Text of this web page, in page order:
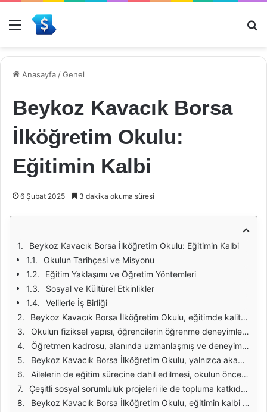
Menü
Anasayfa /Genel
Beykoz Kavacık Borsa
İlköğretim Okulu:
Eğitimin Kalbi
6 Şubat 2025 3 dakika okuma süresi
Beykoz Kavacık Borsa İlköğretim Okulu: Eğitimin Kalbi
Okulun Tarihçesi ve Misyonu
Eğitim Yaklaşımı ve Öğretim Yöntemleri
Sosyal ve Kültürel Etkinlikler
Velilerle İş Birliği
Beykoz Kavacık Borsa İlköğretim Okulu, eğitimde kalitenin ve başarıların simgesi olarak öne çıkmaktadır. Okul, öğrencilere sunduğu modern eğitim yöntemleri ve donanımlı öğretmen kadrosu ile dikkat çekmektedir. Hem akademik hem de sosyal gelişimlerine katkıda bulunmak amacıyla çeşitli etkinlikler düzenlenmektedir. Bu etkinlikler, öğrencilerin yeteneklerini keşfetmelerine ve geliştirmelerine olanak tanımaktadır.
Okulun fiziksel yapısı, öğrencilerin öğrenme deneyimlerini artıracak şekilde tasarlanmıştır. Ferah sınıflar, kütüphane, laboratuvarlar ve spor alanları ile donatılmış olan Beykoz Kavacık Borsa İlköğretim Okulu, öğrencilere rahat bir öğrenme ortamı sunmaktadır. Teknolojik altyapısı sayesinde dersler daha etkili ve eğlenceli bir şekilde işlenmektedir. Bu durum, öğrencilerin derse olan ilgisini artırmakta ve motivasyonlarını yükseltmektedir.
Öğretmen kadrosu, alanında uzmanlaşmış ve deneyimli bireylerden oluşmaktadır. Eğitmenler, öğrenci merkezli bir yaklaşım benimseyerek, her öğrencinin farklı öğrenme tarzına uygun yöntemler geliştirmektedir. Böylece, her bireyin potansiyelini en üst düzeye çıkarmak hedeflenmektedir. Öğretmenlerin sürekli kendilerini geliştirmeleri için düzenli olarak mesleki eğitimler ve seminerler verilmektedir.
Beykoz Kavacık Borsa İlköğretim Okulu, yalnızca akademik başarıya odaklanmakla kalmayıp, aynı zamanda öğrencilerin sosyal ve duygusal gelişimlerine de önem vermektedir. Öğrencilere, empati, işbirliği ve liderlik gibi beceriler kazandırmaya yönelik çeşitli projeler ve etkinlikler düzenlenmektedir. Bu sayede, öğrenciler hem akademik hem de sosyal hayatta başarılı bireyler olarak yetişmektedir.
Ailelerin de eğitim sürecine dahil edilmesi, okulun öncelikleri arasında yer almaktadır. Aileler, düzenlenen etkinliklerde ve toplantılarda aktif bir şekilde yer alarak, çocuklarının eğitimine katkıda bulunmaktadır. Okul, aile-öğrenci-öğretmen iş birliğinin önemini vurgulayarak, bu üçlü arasında sağlam bir iletişim köprüsü kurmaya çalışmaktadır.
Çeşitli sosyal sorumluluk projeleri ile de topluma katkıda bulunmayı hedefleyen Beykoz Kavacık Borsa İlköğretim Okulu, öğrencilerine çevre bilinci aşılamakta ve toplumsal sorunlara duyarlı bireyler yetiştirmektedir. Bu projeler, öğrencilerin sosyal sorumluluklarını anlamaları ve geliştirmeleri açısından büyük bir fırsat sunmaktadır. Okul, öğrencilerin sadece akademik başarılarıyla değil, aynı zamanda topluma olan katkılarıyla da öne çıkmalarını sağlamaktadır.
Beykoz Kavacık Borsa İlköğretim Okulu, eğitimin kalbi olma misyonunu sürdürerek, her yıl daha fazla öğrenciye ulaşmayı hedeflemektedir. Eğitimdeki yenilikçi yaklaşımları ve öğrenci odaklı yöntemleri ile geleceğin bireylerini yetiştirmeye devam etmektedir. Okulun temel amacı, her öğrenciyi potansiyelinin zirvesine taşımak ve onları hayata en iyi şekilde hazırlamaktır.